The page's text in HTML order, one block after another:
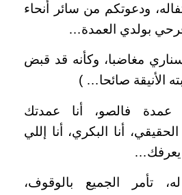
ودعوتكم من سائر أنحاء
بولدي العمدة…
مغاضبا، وكأنه قد قبض
الأنيقة صائحا… )
عمدة فالصو، أنا عمدتك
أنا البكري، أنا إللي
يعرفك…
تأمر الجميع بالوقوف،